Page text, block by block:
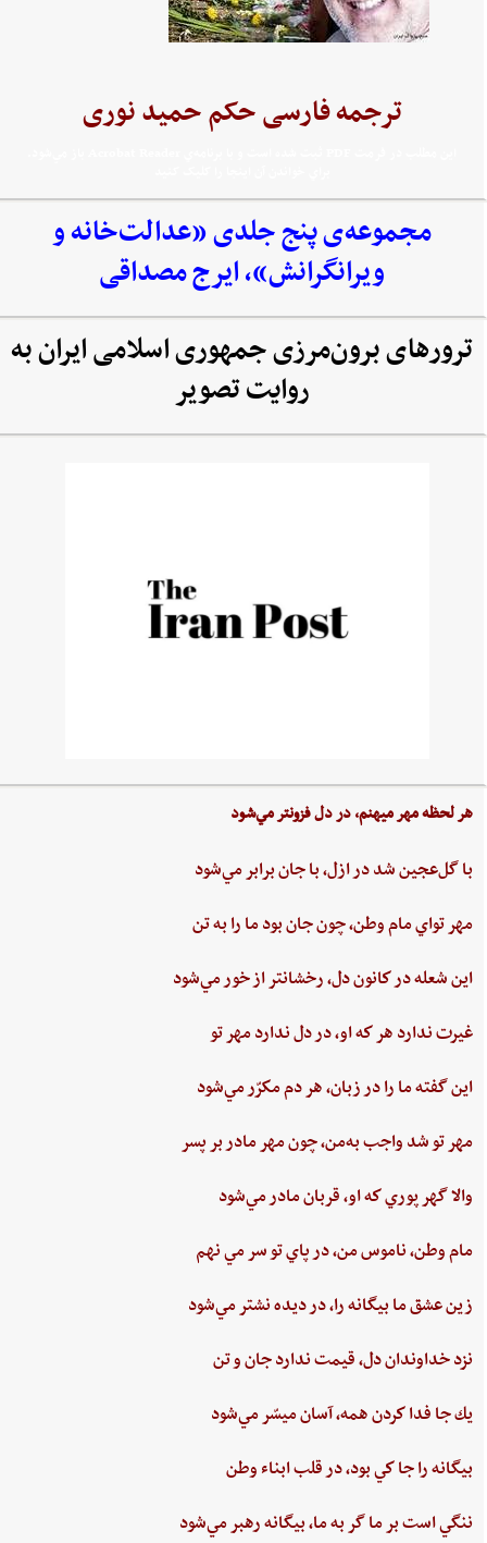
ترجمه فارسی حکم حمید نوری
مجموعه‌‌ی پنج جلدی «عدالت‌خانه و
ویرانگرانش»، ایرج مصداقی
ترورهای برون‌مرزی جمهوری اسلامی ایران به
روایت تصویر
هر لحظه‌ مهر ميهنم،‌ در دل‌ فزونتر مي‌شود
با گل‌عجين‌ شد در ازل،‌ با جان‌ برابر مي‌شود
مهر تواي ‌مام ‌وطن،‌ چون‌ جان‌ بود ما را به‌ تن
اين ‌شعله ‌در كانون ‌دل، ‌رخشانتر از خور مي‌شود
غيرت‌ ندارد هر كه او، در دل‌ ندارد مهر تو
اين‌ گفته‌ ما را در زبان، هر دم‌ مكرّر مي‌شود
مهر تو شد واجب‌ به‌من،‌ چون‌ مهر مادر بر پسر
والا گهر پوري‌ كه او، قربان مادر مي‌شود
مام‌ وطن‌، ناموس‌ من‌، در پاي ‌تو سر مي نهم‌
زين‌ عشق‌ ما بيگانه را، در ديده ‌نشتر مي‌شود
نزد خداوندان دل،‌ قيمت‌ ندارد جان‌ و تن
يك جا فدا كردن‌ همه،‌ آسان ميسّر مي‌شود
بيگانه‌ را جا كي‌ بود، در قلب‌ ابناء وطن
ننگي ‌است ‌بر ما گر به ‌ما، بيگانه‌ رهبر مي‌شود